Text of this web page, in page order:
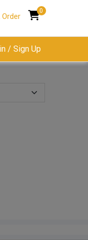
Order
0
/ Sign Up